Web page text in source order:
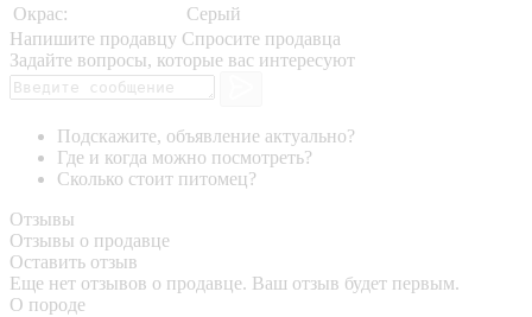
Окрас:
Серый
Напишите продавцу Спросите продавца
Задайте вопросы, которые вас интересуют
Подскажите, объявление актуально?
Где и когда можно посмотреть?
Сколько стоит питомец?
Отзывы
Отзывы о продавце
Оставить отзыв
Еще нет отзывов о продавце. Ваш отзыв будет первым.
О породе